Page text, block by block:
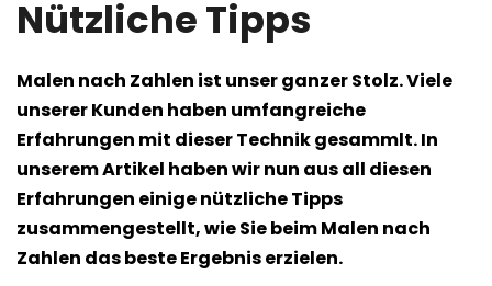
Nützliche Tipps
Malen nach Zahlen ist unser ganzer Stolz. Viele
unserer Kunden haben umfangreiche
Erfahrungen mit dieser Technik gesammlt. In
unserem Artikel haben wir nun aus all diesen
Erfahrungen einige nützliche Tipps
zusammengestellt, wie Sie beim Malen nach
Zahlen das beste Ergebnis erzielen.